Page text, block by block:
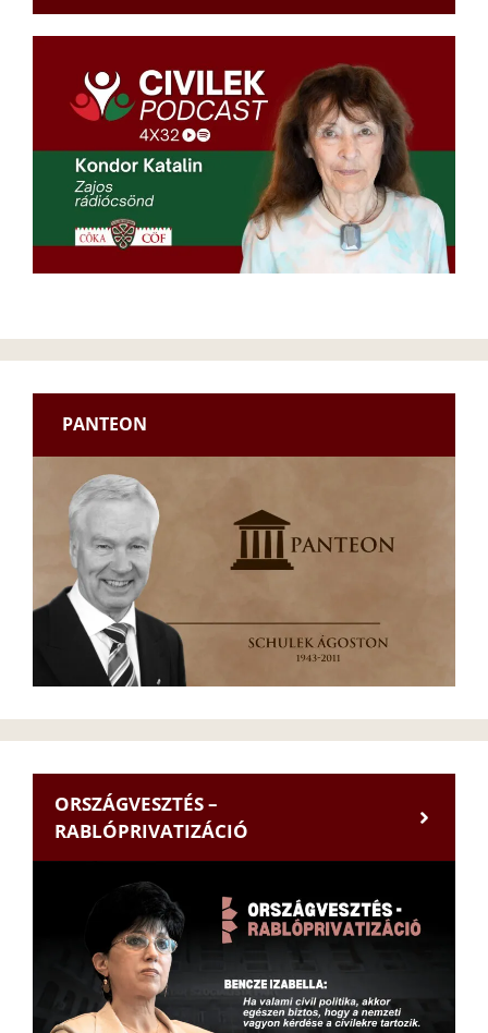
PANTEON
ORSZÁGVESZTÉS –
RABLÓPRIVATIZÁCIÓ